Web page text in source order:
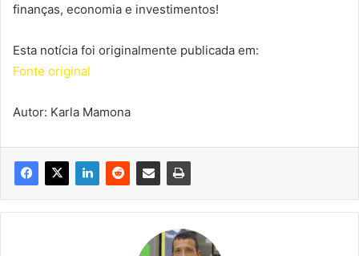
finanças, economia e investimentos!
Esta notícia foi originalmente publicada em:
Fonte original
Autor: Karla Mamona